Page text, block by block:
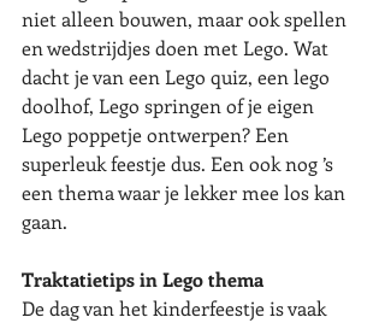
niet alleen bouwen, maar ook spellen
en wedstrijdjes doen met Lego. Wat
dacht je van een Lego quiz, een lego
doolhof, Lego springen of je eigen
Lego poppetje ontwerpen? Een
superleuk feestje dus. Een ook nog ’s
een thema waar je lekker mee los kan
gaan.
Traktatietips in Lego thema
De dag van het kinderfeestje is vaak